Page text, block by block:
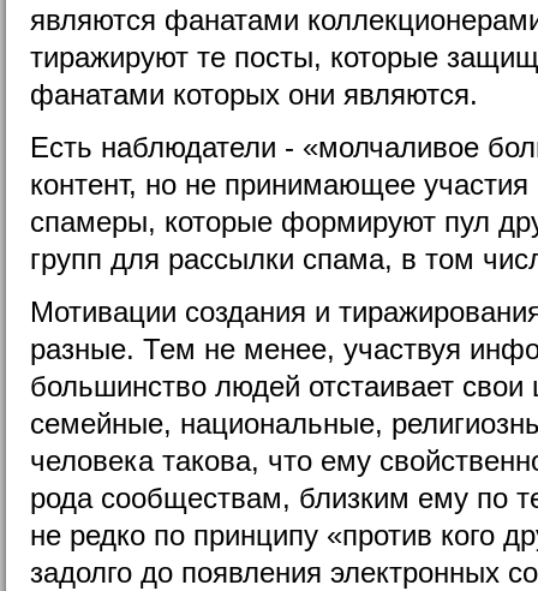
являются фанатами
тиражируют те посты, которые
фанатами которых они являются.
Есть наблюдатели - «молчаливое
контент, но не принимающее
спамеры, которые формируют пул
групп для рассылки спама, в том
Мотивации создания и
разные. Тем не менее, участвуя
большинство людей отстаивает
семейные, национальные,
человека такова, что ему
рода сообществам, близким ему по
не редко по принципу «против кого
задолго до появления электронных